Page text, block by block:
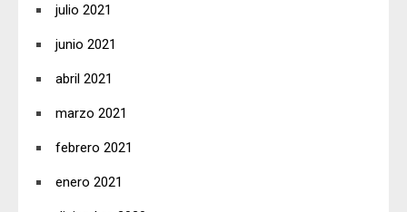
julio 2021
junio 2021
abril 2021
marzo 2021
febrero 2021
enero 2021